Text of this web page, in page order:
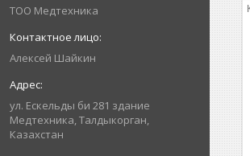
ТОО Медтехника
Алексей Шайкин
ул. Ескельды би 281 здание
Медтехника, Талдыкорган,
Казахстан